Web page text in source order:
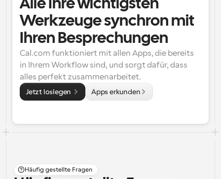
Alle Ihre wichtigsten
Werkzeuge synchron mit
Ihren Besprechungen
Cal.com funktioniert mit allen Apps, die bereits
in Ihrem Workflow sind, und sorgt dafür, dass
alles perfekt zusammenarbeitet.
Jetzt loslegen Apps erkunden
Häufig gestellte Fragen